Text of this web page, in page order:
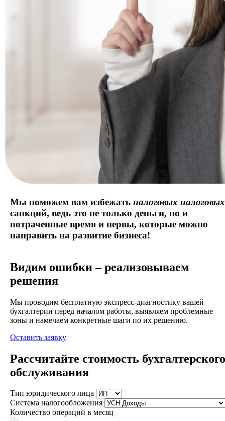
Мы поможем вам избежать налоговых налоговых
санкций, ведь это не только деньги, но и
потраченные время и нервы, которые можно
направить на развитие бизнеса!
Видим ошибки – реализовываем
решения
Мы проводим бесплатную экспресс-диагностику вашей
бухгалтерии перед началом работы, выявляем проблемные
зоны и намечаем конкретные шаги по их решению.
Оставить заявку
Рассчитайте стоимость бухгалтерского
обслуживания
Тип юридического лица
Система налогообложения
Количество операций в месяц